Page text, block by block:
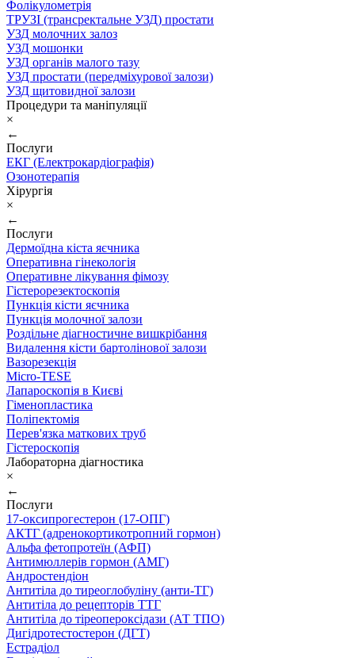
Фолікулометрія
ТРУЗІ (трансректальне УЗД) простати
УЗД молочних залоз
УЗД мошонки
УЗД органів малого тазу
УЗД простати (передміхурової залози)
УЗД щитовидної залози
Процедури та маніпуляції
×
←
Послуги
ЕКГ (Електрокардіографія)
Озонотерапія
Хірургія
×
←
Послуги
Дермоїдна кіста яєчника
Оперативна гінекологія
Оперативне лікування фімозу
Гістерорезектоскопія
Пункція кісти яєчника
Пункція молочної залози
Роздільне діагностичне вишкрібання
Видалення кісти бартолінової залози
Вазорезекція
Micro-TESE
Лапароскопія в Києві
Гіменопластика
Поліпектомія
Перев'язка маткових труб
Гістероскопія
Лабораторна діагностика
×
←
Послуги
17-оксипрогестерон (17-ОПГ)
АКТГ (адренокортикотропний гормон)
Альфа фетопротеїн (АФП)
Антимюллерів гормон (АМГ)
Андростендіон
Антитіла до тиреоглобуліну (анти-ТГ)
Антитіла до рецепторів ТТГ
Антитіла до тіреопероксідази (АТ ТПО)
Дигідротестостерон (ДГТ)
Естрадіол